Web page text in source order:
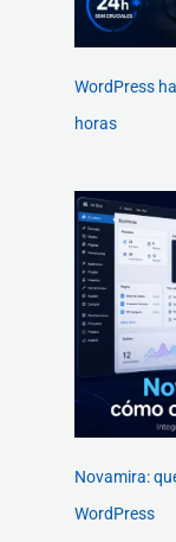
WordPress
horas
Novamira:
WordPress